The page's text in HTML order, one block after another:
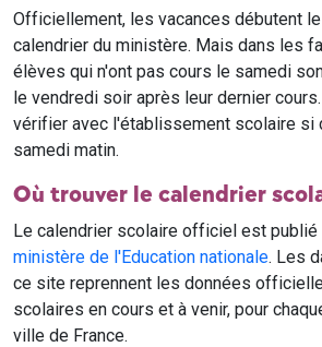
Officiellement, les vacances débutent
calendrier du ministère. Mais dans les
élèves qui n'ont pas cours le samedi
le vendredi soir après leur dernier
vérifier avec l'établissement scolaire si
samedi matin.
Où trouver le calendrier
Le calendrier scolaire officiel est
ministère de l'Education nationale. Les
ce site reprennent les données
scolaires en cours et à venir, pour
ville de France.